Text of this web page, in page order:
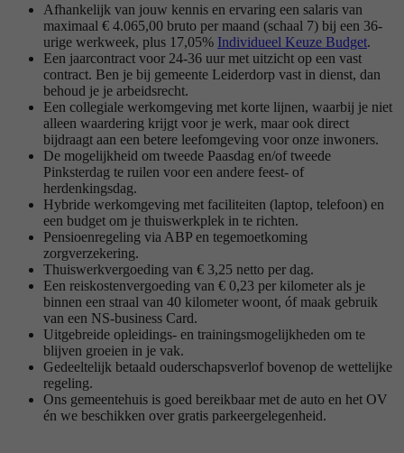
Afhankelijk van jouw kennis en ervaring een salaris van
maximaal € 4.065,00 bruto per maand (schaal 7) bij een 36-
urige werkweek, plus 17,05% Individueel Keuze Budget.
Een jaarcontract voor 24-36 uur met uitzicht op een vast
contract. Ben je bij gemeente Leiderdorp vast in dienst, dan
behoud je je arbeidsrecht.
Een collegiale werkomgeving met korte lijnen, waarbij je niet
alleen waardering krijgt voor je werk, maar ook direct
bijdraagt aan een betere leefomgeving voor onze inwoners.
De mogelijkheid om tweede Paasdag en/of tweede
Pinksterdag te ruilen voor een andere feest- of
herdenkingsdag.
Hybride werkomgeving met faciliteiten (laptop, telefoon) en
een budget om je thuiswerkplek in te richten.
Pensioenregeling via ABP en tegemoetkoming
zorgverzekering.
Thuiswerkvergoeding van € 3,25 netto per dag.
Een reiskostenvergoeding van € 0,23 per kilometer als je
binnen een straal van 40 kilometer woont, óf maak gebruik
van een NS-business Card.
Uitgebreide opleidings- en trainingsmogelijkheden om te
blijven groeien in je vak.
Gedeeltelijk betaald ouderschapsverlof bovenop de wettelijke
regeling.
Ons gemeentehuis is goed bereikbaar met de auto en het OV
én we beschikken over gratis parkeergelegenheid.